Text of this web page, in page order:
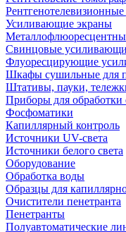
Рентгенотелевизионные
Усиливающие экраны
Свинцовые
Флуоресцирующие
Шкафы сушильные для
Штативы, пауки,
Приборы для обработки
Фосфоматики
Капиллярный контроль
Источники UV-света
Источники белого света
Оборудование
Обработка воды
Образцы для
Очистители пенетранта
Пенетранты
Полуавтоматические